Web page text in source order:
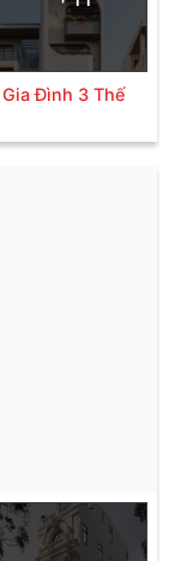
Đình 3 Thế